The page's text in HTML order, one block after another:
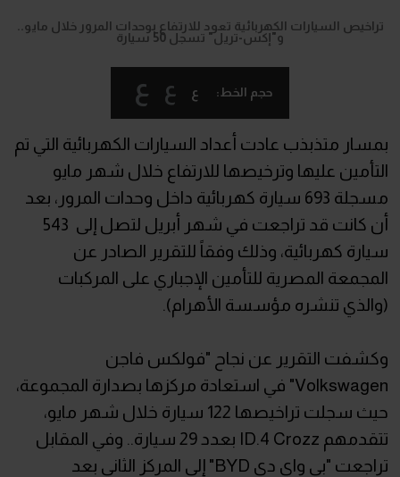
تراخيص السيارات الكهربائية تعود للارتفاع بوحدات المرور خلال مايو..
و"إكس-تريل" تسجل 50 سيارة
حجم الخط: ع ع ع
بمسار متذبذب عادت أعداد السيارات الكهربائية التي تم
التأمين عليها وترخيصها للارتفاع خلال شهر مايو
مسجلة 693 سيارة كهربائية داخل وحدات المرور، بعد
أن كانت قد تراجعت في شهر أبريل لتصل إلى 543
سيارة كهربائية، وذلك وفقاً للتقرير الصادر عن
المجمعة المصرية للتأمين الإجباري على المركبات
(والذي تنشره مؤسسة الأهرام).
وكشفت التقرير عن نجاح "فولكس فاجن
Volkswagen" في استعادة مركزها بصدارة المجموعة،
حيث سجلت تراخيصها 122 سيارة خلال شهر مايو،
تتقدمهم ID.4 Crozz بعدد 29 سيارة.. وفي المقابل
تراجعت "بي واي دي BYD" إلى المركز الثاني بعد